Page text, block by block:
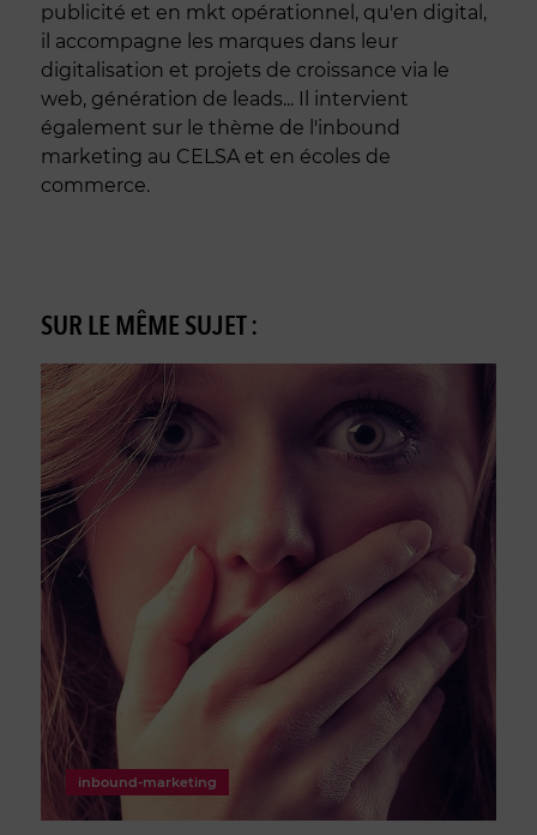
publicité et en mkt opérationnel, qu'en digital,
il accompagne les marques dans leur
digitalisation et projets de croissance via le
web, génération de leads... Il intervient
également sur le thème de l'inbound
marketing au CELSA et en écoles de
commerce.
SUR LE MÊME SUJET :
inbound-marketing